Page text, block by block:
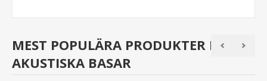
MEST POPULÄRA PRODUKTER I
AKUSTISKA BASAR